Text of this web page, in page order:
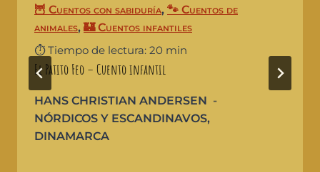
🦉 Cuentos con sabiduría, 🐾 Cuentos de
animales, 🏰 Cuentos infantiles
⏱️ Tiempo de lectura: 20 min
El Patito Feo – Cuento infantil
HANS CHRISTIAN ANDERSEN
NÓRDICOS Y ESCANDINAVOS,
DINAMARCA